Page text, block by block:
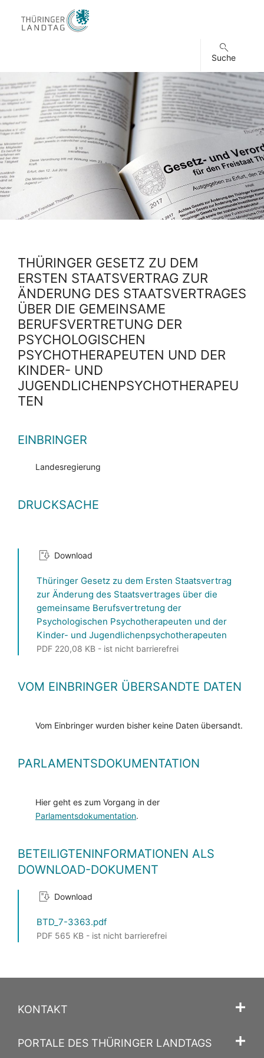
Suche
THÜRINGER GESETZ ZU DEM
ERSTEN STAATSVERTRAG ZUR
ÄNDERUNG DES STAATSVERTRAGES
ÜBER DIE GEMEINSAME
BERUFSVERTRETUNG DER
PSYCHOLOGISCHEN
PSYCHOTHERAPEUTEN UND DER
KINDER- UND
JUGENDLICHENPSYCHOTHERAPEU
TEN
EINBRINGER
Landesregierung
DRUCKSACHE
Download
Thüringer Gesetz zu dem Ersten Staatsvertrag
zur Änderung des Staatsvertrages über die
gemeinsame Berufsvertretung der
Psychologischen Psychotherapeuten und der
Kinder- und Jugendlichenpsychotherapeuten
PDF 220,08 KB - ist nicht barrierefrei
VOM EINBRINGER ÜBERSANDTE DATEN
Vom Einbringer wurden bisher keine Daten übersandt.
PARLAMENTSDOKUMENTATION
Hier geht es zum Vorgang in der
Parlamentsdokumentation.
BETEILIGTENINFORMATIONEN ALS
DOWNLOAD-DOKUMENT
Download
BTD_7-3363.pdf
PDF 565 KB - ist nicht barrierefrei
KONTAKT
PORTALE DES THÜRINGER LANDTAGS